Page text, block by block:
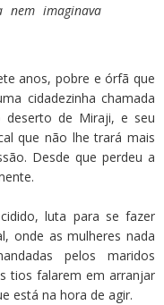
imaginava
anos, pobre e órfã que
cidadezinha chamada
deserto de Miraji, e seu
que não lhe trará mais
Desde que perdeu a
luta para se fazer
onde as mulheres nada
pelos maridos
tios falarem em arranjar
está na hora de agir.